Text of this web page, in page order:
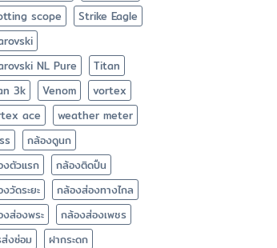
scope
Strike Eagle
NL Pure
Titan
3k
Venom
vortex
ace
weather meter
กล้องดูนก
งตัวแรก
กล้องติดปืน
วัดระยะ
กล้องส่องทางไกล
ส่องพระ
กล้องส่องเพชร
งซ่อม
ฝากระดก